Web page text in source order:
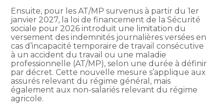
Ensuite, pour les AT/MP survenus à partir du 1er
janvier 2027, la loi de financement de la Sécurité
sociale pour 2026 introduit une limitation du
versement des indemnités journalières versées en
cas d’incapacité temporaire de travail consécutive
à un accident du travail ou une maladie
professionnelle (AT/MP), selon une durée à définir
par décret. Cette nouvelle mesure s’applique aux
assurés relevant du régime général, mais
également aux non-salariés relevant du régime
agricole.